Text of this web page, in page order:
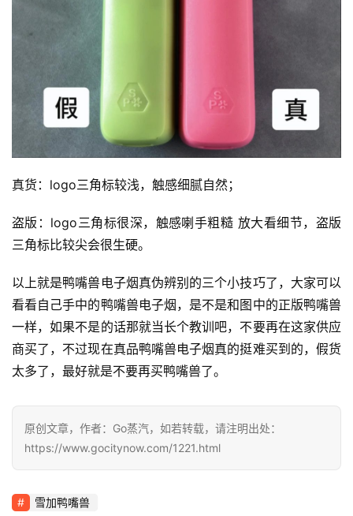
真货：logo三角标较浅，触感细腻自然；
盗版：logo三角标很深，触感喇手粗糙 放大看细节，盗版
三角标比较尖会很生硬。
以上就是鸭嘴兽电子烟真伪辨别的三个小技巧了，大家可以
看看自己手中的鸭嘴兽电子烟，是不是和图中的正版鸭嘴兽
一样，如果不是的话那就当长个教训吧，不要再在这家供应
商买了，不过现在真品鸭嘴兽电子烟真的挺难买到的，假货
太多了，最好就是不要再买鸭嘴兽了。
原创文章，作者：Go蒸汽，如若转载，请注明出处：
https://www.gocitynow.com/1221.html
雪加鸭嘴兽